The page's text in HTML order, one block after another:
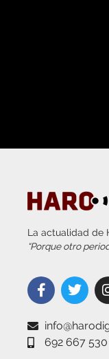
La actualidad de
“Porque otro
692 667 530